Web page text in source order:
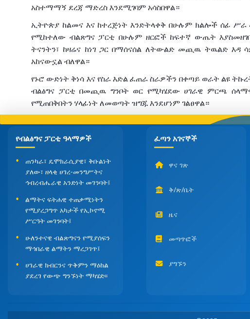
አስተማማኝ ደረጃ ማድረስ እንደሚገባም አሳስበዋል።
ኢትዮጵያ ከልመና እና ከተረጅነት እንድትላቀቅ በሁሉም ክልሎች ሰፊ ሥራ
የሚከተለው ብልጽግና ፓርቲ በሁሉም ዘርፎች ከፍተኛ ውጤት
ትናንትን፣ ከዛሬና ከነገ ጋር በማሰናሰል ለትውልድ መጪዉ ትዉልድ እዳ
አከናውኗል ብለዋል።
የኑሮ ውድነት ቅነሳ እና የስራ እድል ፈጠራ ስራዎችን በቀጣይ ወራት ልዩ
ብልፅግና ፓርቲ በመጪዉ ግንቦት ወር የሚካሄደው ሀገራዊ ምርጫ
የሚጠበቅበትን ሃላፊነት ለመወጣት ዝግጁ እንደሆነም ገልፀዋል።
የብልፅግና ፓርቲ ዓላማዎች
ጠንካራ፣ ዴሞክራሲያዊ፣ ቅቡልነት
ያለው፣ ዘላቂ ሀገረ-መንግሥትና
ኅብረብሔራዊ አንድነት መገንባት፤
ልማትና ፍትሐዊ ተጠቃሚነትን
የሚያረጋግጥ አካታች የኢኮኖሚ
ሥርዓት መገንባት፤
ሁለንተናዊ ብልጽግናን የሚያሰፍን
ማኅበራዊ ልማትን ማረጋገጥ፤
ሀገራዊ ክብርንና ጥቅምን ማዕከል
ያደረገ የውጭ ግንኙነት ማካሄድ፡፡
ፈጣን አገናኞች
ዋና ገጽ
ቅ/ጽ/ቤት
ዜና
መጣጥፎች
ያግኙን